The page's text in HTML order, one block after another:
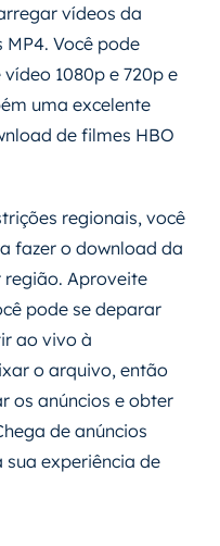
vídeos da
Você pode
1080p e 720p e
uma excelente
de filmes HBO
regionais, você
fazer o download da
região. Aproveite
pode se deparar
ao vivo à
o arquivo, então
os anúncios e obter
de anúncios
experiência de